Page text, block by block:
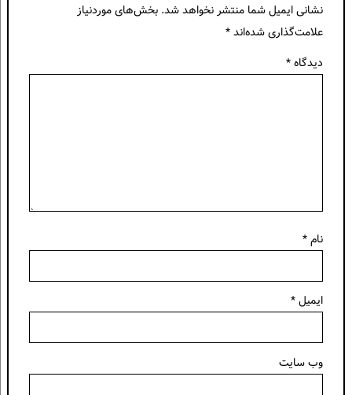
نشانی ایمیل شما منتشر نخواهد شد. بخش‌های موردنیاز
علامت‌گذاری شده‌اند*
دیدگاه*
نام*
ایمیل*
وب‌ سایت